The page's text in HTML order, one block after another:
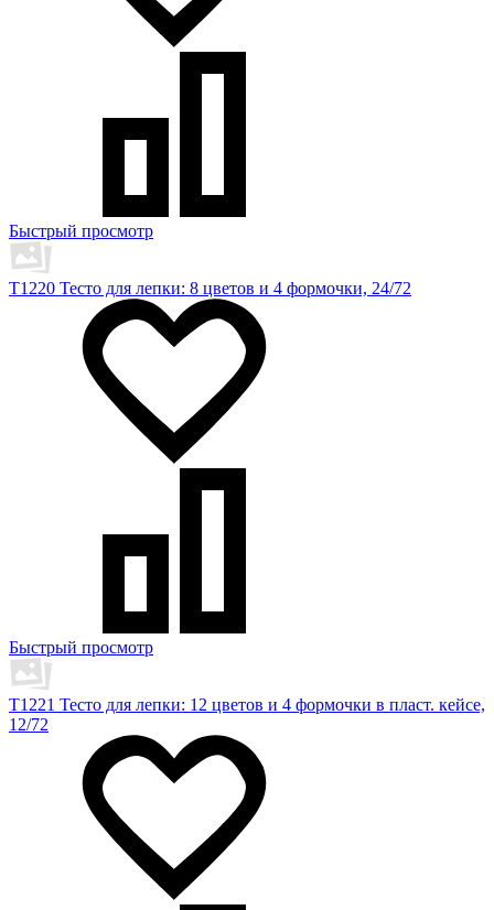
Быстрый просмотр
T1220 Тесто для лепки: 8 цветов и 4 формочки, 24/72
Быстрый просмотр
T1221 Тесто для лепки: 12 цветов и 4 формочки в пласт. кейсе,
12/72